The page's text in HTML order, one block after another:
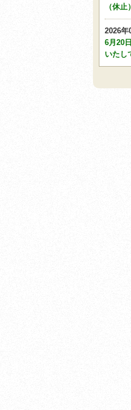
（休
2026年
6月20
いたし